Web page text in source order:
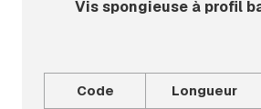
Vis spongieuse à profil
Code Longueur